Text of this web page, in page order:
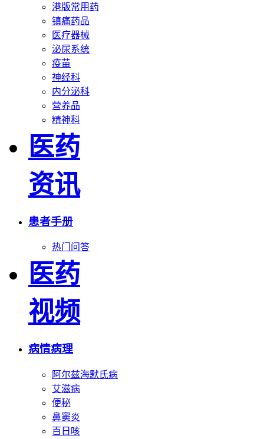
港版常用药
镇痛药品
医疗器械
泌尿系统
疫苗
神经科
内分泌科
营养品
精神科
医药
资讯
患者手册
热门问答
医药
视频
病情病理
阿尔兹海默氏病
艾滋病
便秘
鼻窦炎
百日咳